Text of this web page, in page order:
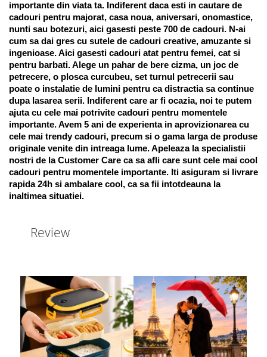
importante din viata ta. Indiferent daca esti in cautare de
cadouri pentru majorat, casa noua, aniversari, onomastice,
nunti sau botezuri, aici gasesti peste 700 de cadouri. N-ai
cum sa dai gres cu sutele de cadouri creative, amuzante si
ingenioase. Aici gasesti cadouri atat pentru femei, cat si
pentru barbati. Alege un pahar de bere cizma, un joc de
petrecere, o plosca curcubeu, set turnul petrecerii sau
poate o instalatie de lumini pentru ca distractia sa continue
dupa lasarea serii. Indiferent care ar fi ocazia, noi te putem
ajuta cu cele mai potrivite cadouri pentru momentele
importante. Avem 5 ani de experienta in aprovizionarea cu
cele mai trendy cadouri, precum si o gama larga de produse
originale venite din intreaga lume. Apeleaza la specialistii
nostri de la Customer Care ca sa afli care sunt cele mai cool
cadouri pentru momentele importante. Iti asiguram si livrare
rapida 24h si ambalare cool, ca sa fii intotdeauna la
inaltimea situatiei.
Review